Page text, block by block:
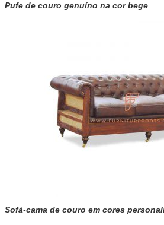
Pufe de couro genuíno na cor bege
Sofá-cama de couro em cores